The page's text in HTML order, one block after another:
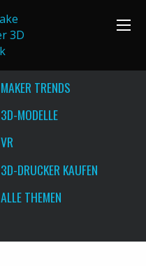
MAKER TRENDS
3D-MODELLE
VR
3D-DRUCKER KAUFEN
ALLE THEMEN